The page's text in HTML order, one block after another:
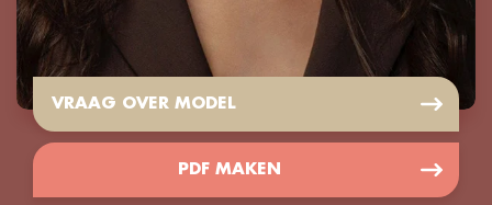
VRAAG OVER MODEL
PDF MAKEN